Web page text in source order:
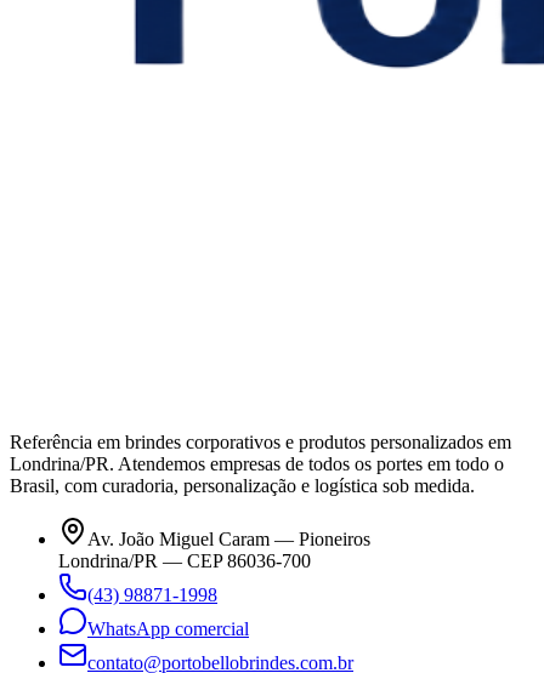
Referência em brindes corporativos e produtos personalizados em
Londrina/PR. Atendemos empresas de todos os portes em todo o
Brasil, com curadoria, personalização e logística sob medida.
Av. João Miguel Caram — Pioneiros
Londrina/PR — CEP 86036-700
(43) 98871-1998
WhatsApp comercial
contato@portobellobrindes.com.br